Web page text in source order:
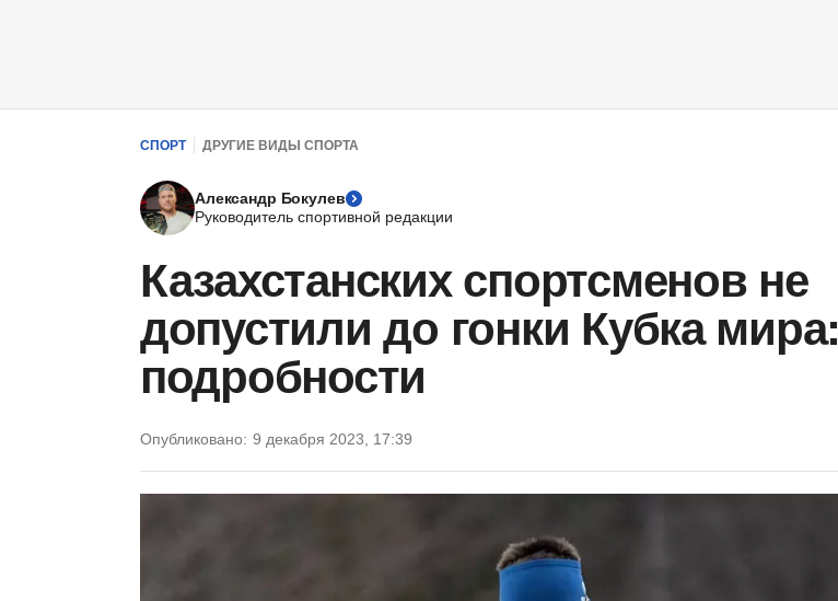
СПОРТ ДРУГИЕ ВИДЫ СПОРТА
Александр Бокулев
Руководитель спортивной редакции
Казахстанских спортсменов не
допустили до гонки Кубка мира:
подробности
Опубликовано: 9 декабря 2023, 17:39